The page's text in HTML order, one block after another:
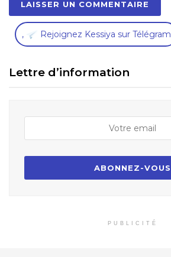
, Rejoignez Kessiya sur Télégram
Lettre d’information
PUBLICITÉ